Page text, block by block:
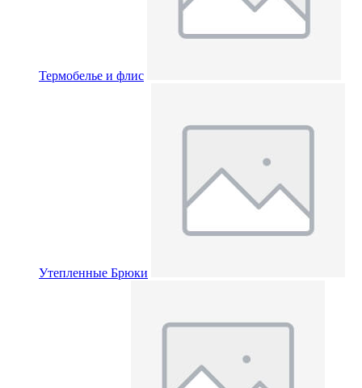
Термобелье и флис
Утепленные Брюки